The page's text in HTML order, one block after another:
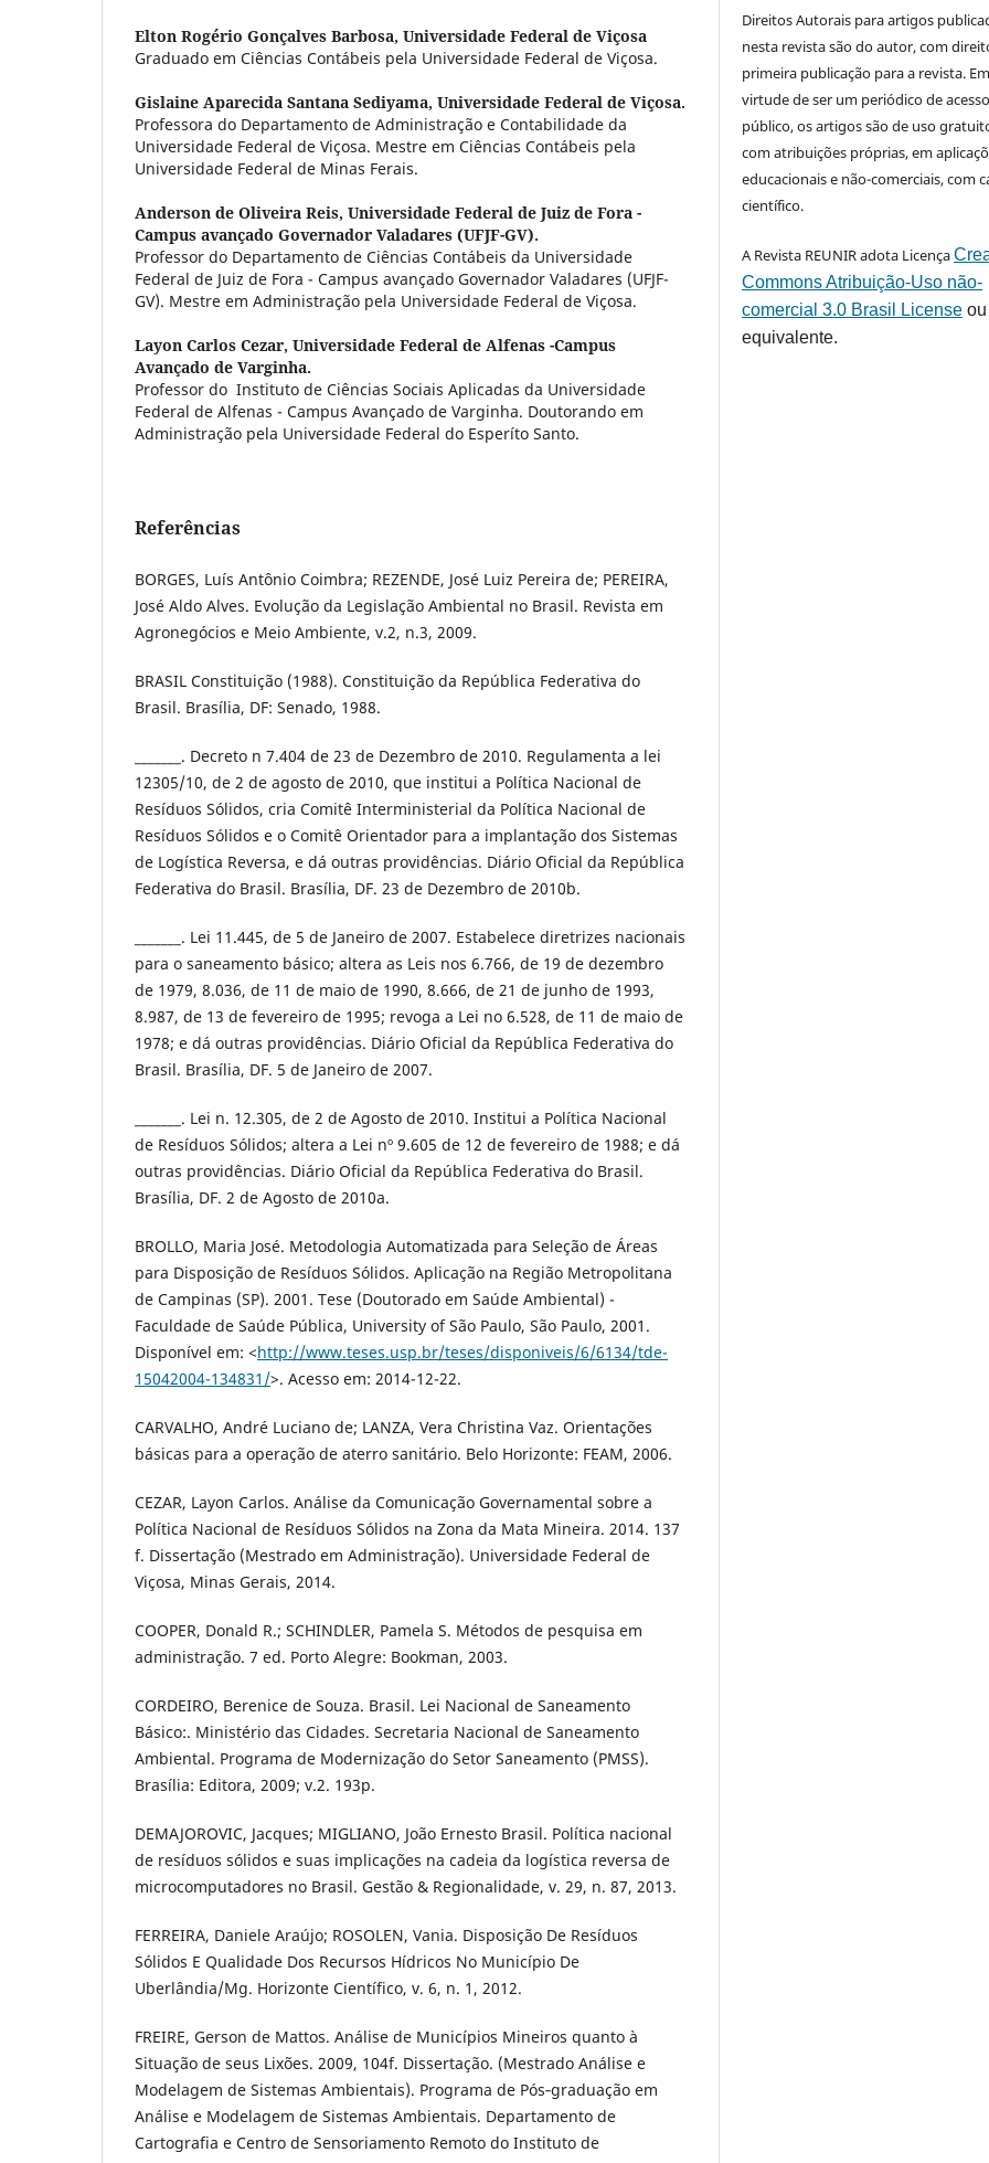
Elton Rogério Gonçalves Barbosa, Universidade Federal de Viçosa
Graduado em Ciências Contábeis pela Universidade Federal de Viçosa.
Gislaine Aparecida Santana Sediyama, Universidade Federal de Viçosa.
Professora do Departamento de Administração e Contabilidade da
Universidade Federal de Viçosa. Mestre em Ciências Contábeis pela
Universidade Federal de Minas Ferais.
Anderson de Oliveira Reis, Universidade Federal de Juiz de Fora -
Campus avançado Governador Valadares (UFJF-GV).
Professor do Departamento de Ciências Contábeis da Universidade
Federal de Juiz de Fora - Campus avançado Governador Valadares (UFJF-
GV). Mestre em Administração pela Universidade Federal de Viçosa.
Layon Carlos Cezar, Universidade Federal de Alfenas -Campus
Avançado de Varginha.
Professor do Instituto de Ciências Sociais Aplicadas da Universidade
Federal de Alfenas - Campus Avançado de Varginha. Doutorando em
Administração pela Universidade Federal do Esperíto Santo.
Referências
BORGES, Luís Antônio Coimbra; REZENDE, José Luiz Pereira de; PEREIRA,
José Aldo Alves. Evolução da Legislação Ambiental no Brasil. Revista em
Agronegócios e Meio Ambiente, v.2, n.3, 2009.
BRASIL Constituição (1988). Constituição da República Federativa do
Brasil. Brasília, DF: Senado, 1988.
_______. Decreto n 7.404 de 23 de Dezembro de 2010. Regulamenta a lei
12305/10, de 2 de agosto de 2010, que institui a Política Nacional de
Resíduos Sólidos, cria Comitê Interministerial da Política Nacional de
Resíduos Sólidos e o Comitê Orientador para a implantação dos Sistemas
de Logística Reversa, e dá outras providências. Diário Oficial da República
Federativa do Brasil. Brasília, DF. 23 de Dezembro de 2010b.
_______. Lei 11.445, de 5 de Janeiro de 2007. Estabelece diretrizes nacionais
para o saneamento básico; altera as Leis nos 6.766, de 19 de dezembro
de 1979, 8.036, de 11 de maio de 1990, 8.666, de 21 de junho de 1993,
8.987, de 13 de fevereiro de 1995; revoga a Lei no 6.528, de 11 de maio de
1978; e dá outras providências. Diário Oficial da República Federativa do
Brasil. Brasília, DF. 5 de Janeiro de 2007.
_______. Lei n. 12.305, de 2 de Agosto de 2010. Institui a Política Nacional
de Resíduos Sólidos; altera a Lei nº 9.605 de 12 de fevereiro de 1988; e dá
outras providências. Diário Oficial da República Federativa do Brasil.
Brasília, DF. 2 de Agosto de 2010a.
BROLLO, Maria José. Metodologia Automatizada para Seleção de Áreas
para Disposição de Resíduos Sólidos. Aplicação na Região Metropolitana
de Campinas (SP). 2001. Tese (Doutorado em Saúde Ambiental) -
Faculdade de Saúde Pública, University of São Paulo, São Paulo, 2001.
Disponível em: <http://www.teses.usp.br/teses/disponiveis/6/6134/tde-
15042004-134831/>. Acesso em: 2014-12-22.
CARVALHO, André Luciano de; LANZA, Vera Christina Vaz. Orientações
básicas para a operação de aterro sanitário. Belo Horizonte: FEAM, 2006.
CEZAR, Layon Carlos. Análise da Comunicação Governamental sobre a
Política Nacional de Resíduos Sólidos na Zona da Mata Mineira. 2014. 137
f. Dissertação (Mestrado em Administração). Universidade Federal de
Viçosa, Minas Gerais, 2014.
COOPER, Donald R.; SCHINDLER, Pamela S. Métodos de pesquisa em
administração. 7 ed. Porto Alegre: Bookman, 2003.
CORDEIRO, Berenice de Souza. Brasil. Lei Nacional de Saneamento
Básico:. Ministério das Cidades. Secretaria Nacional de Saneamento
Ambiental. Programa de Modernização do Setor Saneamento (PMSS).
Brasília: Editora, 2009; v.2. 193p.
DEMAJOROVIC, Jacques; MIGLIANO, João Ernesto Brasil. Política nacional
de resíduos sólidos e suas implicações na cadeia da logística reversa de
microcomputadores no Brasil. Gestão & Regionalidade, v. 29, n. 87, 2013.
FERREIRA, Daniele Araújo; ROSOLEN, Vania. Disposição De Resíduos
Sólidos E Qualidade Dos Recursos Hídricos No Município De
Uberlândia/Mg. Horizonte Científico, v. 6, n. 1, 2012.
FREIRE, Gerson de Mattos. Análise de Municípios Mineiros quanto à
Situação de seus Lixões. 2009, 104f. Dissertação. (Mestrado Análise e
Modelagem de Sistemas Ambientais). Programa de Pós‐graduação em
Análise e Modelagem de Sistemas Ambientais. Departamento de
Cartografia e Centro de Sensoriamento Remoto do Instituto de
Direitos Autorais para artigos
nesta revista são do autor, com
primeira publicação para a revista. Em
virtude de ser um periódico de acesso
público, os artigos são de uso
com atribuições próprias, em
educacionais e não-comerciais, com
científico.
A Revista REUNIR adota Licença
Commons Atribuição-Uso não-
comercial 3.0 Brasil License
equivalente.